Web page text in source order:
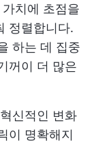
치에 초점을
정렬합니다.
하는 데 집중
꺼이 더 많은
신적인 변화
이 명확해지